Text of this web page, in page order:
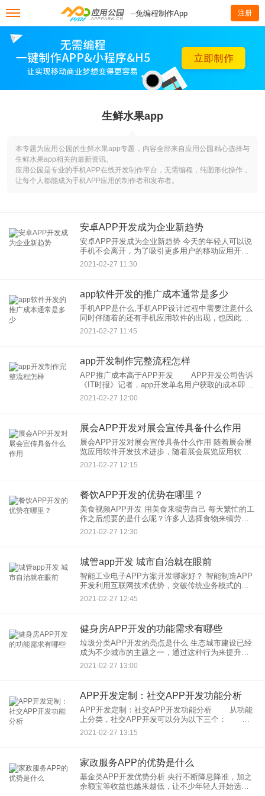
--免编程制作App 注册
生鲜水果app
本专题为应用公园的生鲜水果app专题，内容全部来自应用公园精心选择与
生鲜水果app相关的最新资讯。
应用公园是专业的手机APP在线开发制作平台，无需编程，纯图形化操作，
让每个人都能成为手机APP应用的制作者和发布者。
安卓APP开发成为企业新趋势
安卓APP开发成为企业新趋势 今天的年轻人可以说
手机不会离开，为了吸引更多用户的移动应用开发
不应该重复。 APP定制开发逐渐成熟，个性化定制
移动应用已成为主流趋势。我相信随着发展，企
2021-02-27 11:30
app软件开发的推广成本通常是多少
手机APP是什么,手机APP设计过程中需要注意什么
同时伴随着的还有手机应用软件的出现，也因此出
现了手机APP制作的企业，但是对于菜鸟APP开发
者来说，很多人对于APP程序并不是很清
2021-02-27 11:45
app开发制作完整流程怎样
APP推广成本高于APP开发 APP开发公司告诉
《IT时报》记者，app开发单名用户获取的成本即10
元；而APP开发推广中单名用户获取成本稳定在5-
10元左右
2021-02-27 12:00
展会APP开发对展会宣传具备什么作用
展会APP开发对展会宣传具备什么作用 随着展会展
览应用软件开发技术进步，随着展会展览应用软件
开发技术进步，展会导航、参展商产品展示等功能
与一体的开发解决方案。那么，对APP进行推广。
2021-02-27 12:15
餐饮APP开发的优势在哪里？
美食视频APP开发 用美食来犒劳自己 每天繁忙的工
作之后想要的是什么呢？许多人选择食物来犒劳自
己，这样可以让自己的生活变得更加有滋有味。那
么如何才能做出一顿丰盛的美食呢?1、家可以更
2021-02-27 12:30
城管app开发 城市自治就在眼前
智能工业电子APP方案开发哪家好？ 智能制造APP
开发利用互联网技术优势，突破传统业务模式的时
空局限，较大程度地将手机互联的实用性、便携性
与易传播性在智造产业中发
2021-02-27 12:45
健身房APP开发的功能需求有哪些
垃圾分类APP开发的亮点是什么 生态城市建设已经
成为不少城市的主题之一，通过这种行为来提升政
府公共服务能力和城市活力还是不错的选择。通过
科学规划引导探索出“源头减量—分类收集—分类运
2021-02-27 13:00
APP开发定制：社交APP开发功能分析
APP开发定制：社交APP开发功能分析 从功能
上分类，社交APP开发可以分为以下三个： 按
照社交方式来分可以分为移动IM、SNS、LBS
2021-02-27 13:15
家政服务APP的优势是什么
基金类APP开发优势分析 央行不断降息降准，加之
余额宝等收益也越来越低，让不少年轻人开始选择